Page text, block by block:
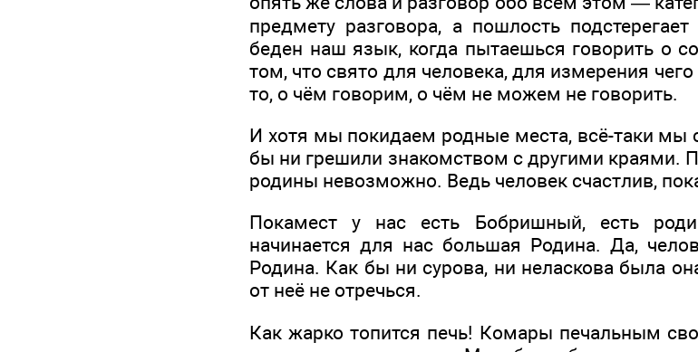
предмету разговора, а пошлость
беден наш язык, когда пытаешься говорить о
том, что свято для человека, для измерения
то, о чём говорим, о чём не можем не говорить.
И хотя мы покидаем родные места, всё-таки мы
бы ни грешили знакомством с другими краями.
родины невозможно. Ведь человек счастлив,
Покамест у нас есть Бобришный, есть
начинается для нас большая Родина. Да,
Родина. Как бы ни сурова, ни неласкова была
от неё не отречься.
Как жарко топится печь! Комары печальным